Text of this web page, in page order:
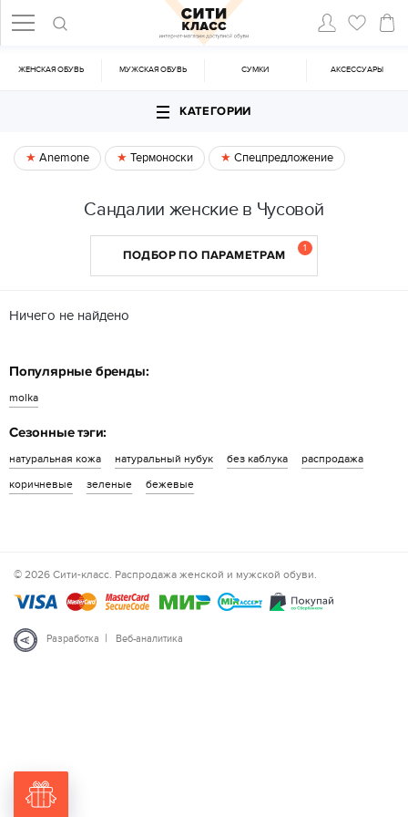
ЖЕНСКАЯ ОБУВЬ МУЖСКАЯ ОБУВЬ CУМКИ АКСЕССУАРЫ
КАТЕГОРИИ
Anemone Термоноски Спецпредложение
Сандалии женские в Чусовой
ПОДБОР ПО ПАРАМЕТРАМ 1
Ничего не найдено
Популярные бренды:
molka
Сезонные тэги:
натуральная кожа натуральный нубук без каблука
распродажа
коричневые
зеленые бежевые
© 2026 Сити-класс. Распродажа женской и мужской обуви.
Разработка | Веб-аналитика